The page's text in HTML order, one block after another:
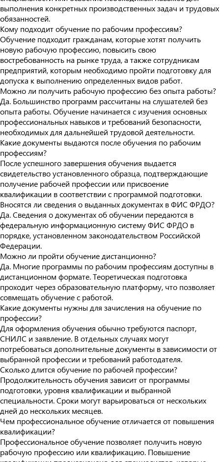
выполнения конкретных производственных задач и трудовых
обязанностей.
Кому подходит обучение по рабочим профессиям?
Обучение подходит гражданам, которые хотят получить
новую рабочую профессию, повысить свою
востребованность на рынке труда, а также сотрудникам
предприятий, которым необходимо пройти подготовку для
допуска к выполнению определенных видов работ.
Можно ли получить рабочую профессию без опыта работы?
Да. Большинство программ рассчитаны на слушателей без
опыта работы. Обучение начинается с изучения основных
профессиональных навыков и требований безопасности,
необходимых для дальнейшей трудовой деятельности.
Какие документы выдаются после обучения по рабочим
профессиям?
После успешного завершения обучения выдается
свидетельство установленного образца, подтверждающие
получение рабочей профессии или присвоение
квалификации в соответствии с программой подготовки.
Вносятся ли сведения о выданных документах в ФИС ФРДО?
Да. Сведения о документах об обучении передаются в
федеральную информационную систему ФИС ФРДО в
порядке, установленном законодательством Российской
Федерации.
Можно ли пройти обучение дистанционно?
Да. Многие программы по рабочим профессиям доступны в
дистанционном формате. Теоретическая подготовка
проходит через образовательную платформу, что позволяет
совмещать обучение с работой.
Какие документы нужны для зачисления на обучение по
профессии?
Для оформления обучения обычно требуются паспорт,
СНИЛС и заявление. В отдельных случаях могут
потребоваться дополнительные документы в зависимости от
выбранной профессии и требований работодателя.
Сколько длится обучение по рабочей профессии?
Продолжительность обучения зависит от программы
подготовки, уровня квалификации и выбранной
специальности. Сроки могут варьироваться от нескольких
дней до нескольких месяцев.
Чем профессиональное обучение отличается от повышения
квалификации?
Профессиональное обучение позволяет получить новую
рабочую профессию или квалификацию. Повышение